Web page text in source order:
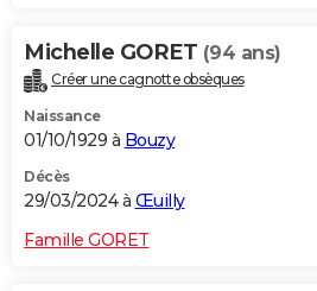
Michelle GORET (94 ans)
Créer une cagnotte obsèques
Naissance
01/10/1929 à Bouzy
Décès
29/03/2024 à Œuilly
Famille GORET